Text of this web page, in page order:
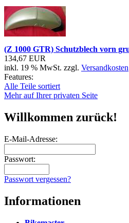
(Z 1000 GTR) Schutzblech vorn
134,67 EUR
inkl. 19 % MwSt. zzgl. Versandkosten
Features:
Alle Teile sortiert
Mehr auf Ihrer privaten Seite
Willkommen zurück!
E-Mail-Adresse:
Passwort:
Passwort vergessen?
Informationen